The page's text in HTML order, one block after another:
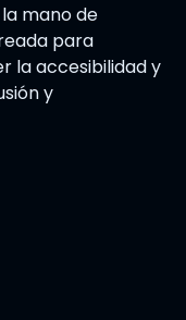
mano de
para
la accesibilidad y
y